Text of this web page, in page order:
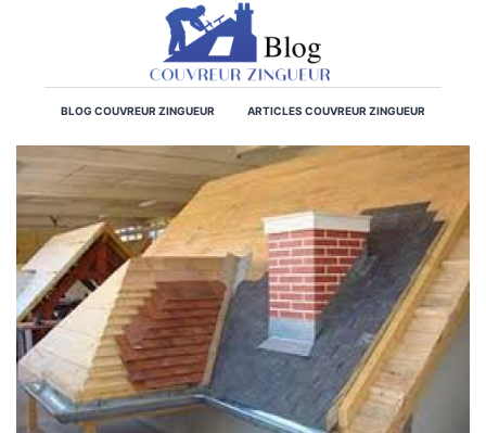
BLOG COUVREUR ZINGUEUR ARTICLES COUVREUR ZINGUEUR